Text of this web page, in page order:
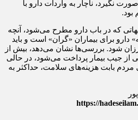
نگیرد، ناچار به واردات دارو با
بود.
که در باب دارو مطرح می‌شود، آنچه
برای بیماران «گران» است و باید
شود. بررسی‌ها نشان می‌دهد، بیش از
از جیب بیمار پرداخت می‌شود، در حالی
مردم بابت هزینه‌های سلامت، حداکثر به
https://